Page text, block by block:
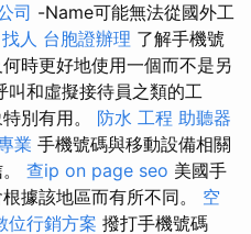
司 -Name可能無法從國外工
找人 台胞證辦理 了解手機號
時更好地使用一個而不是另
叫和虛擬接待員之類的工
別有用。 防水 工程 助聽器
業 手機號碼與移動設備相關
查ip on page seo 美國手
據該地區而有所不同。 空
位行銷方案 撥打手機號碼